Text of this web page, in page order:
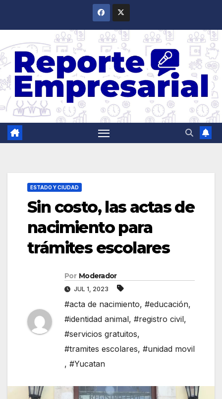
ESTADO Y CIUDAD
Sin costo, las actas de
nacimiento para
trámites escolares
Por Moderador
JUL 1, 2023
#acta de nacimiento, #educación,
#identidad animal, #registro civil,
#servicios gratuitos,
#tramites escolares, #unidad movil
, #Yucatan